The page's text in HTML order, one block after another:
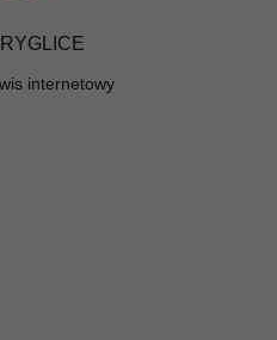
internetowy